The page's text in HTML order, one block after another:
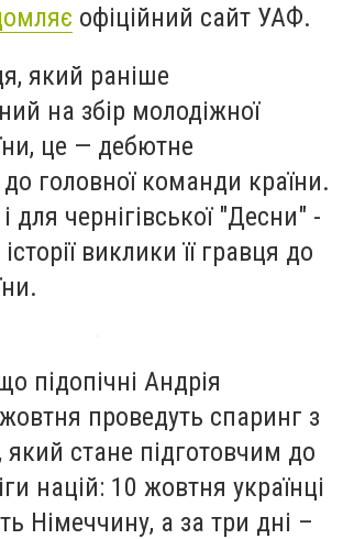
офіційний сайт УАФ.
який раніше
на збір молодіжної
це — дебютне
головної команди країни.
для чернігівської "Десни" -
виклики її гравця до
підопічні Андрія
проведуть спаринг з
стане підготовчим до
націй: 10 жовтня українці
Німеччину, а за три дні –